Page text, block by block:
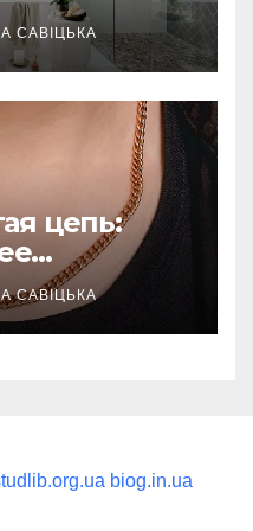
в
САВІЦЬКА
цепь:
выбору
САВІЦЬКА
biog.in.ua